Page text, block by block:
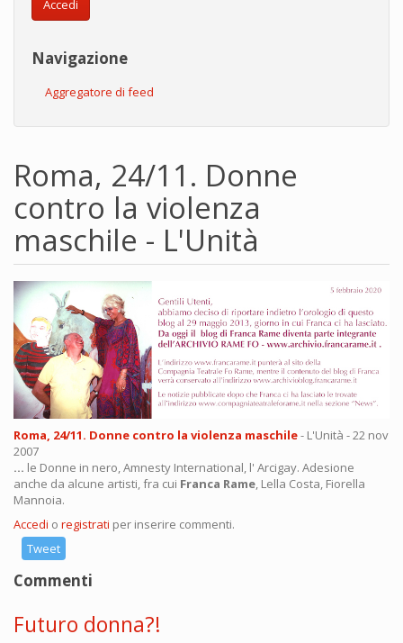
Accedi
Navigazione
Aggregatore di feed
Roma, 24/11. Donne
contro la violenza
maschile - L'Unità
Roma, 24/11. Donne contro la violenza maschile- L'Unità - 22 nov
2007
... le Donne in nero, Amnesty International, l' Arcigay. Adesione
anche da alcune artisti, fra cui Franca Rame, Lella Costa, Fiorella
Mannoia.
Accedi o registrati per inserire commenti.
Tweet
Commenti
Futuro donna?!